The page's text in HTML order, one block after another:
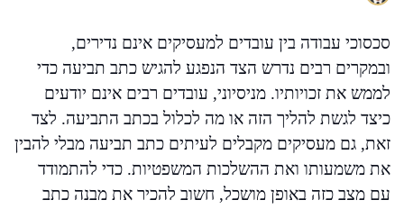
סכסוכי עבודה בין עובדים למעסיקים אינם נדירים,
ובמקרים רבים נדרש הצד הנפגע להגיש כתב תביעה כדי
לממש את זכויותיו. מניסיוני, עובדים רבים אינם יודעים
כיצד לגשת להליך הזה או מה לכלול בכתב התביעה. לצד
זאת, גם מעסיקים מקבלים לעיתים כתב תביעה מבלי להבין
את משמעותו ואת ההשלכות המשפטיות. כדי להתמודד
עם מצב כזה באופן מושכל, חשוב להכיר את מבנה כתב